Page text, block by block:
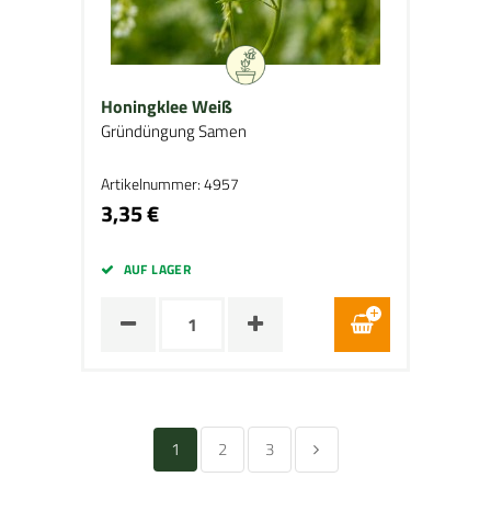
Honingklee Weiß
Gründüngung Samen
Artikelnummer: 4957
3,35 €
AUF LAGER
1 2 3